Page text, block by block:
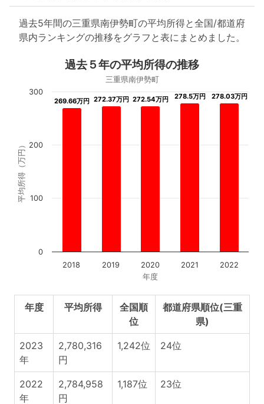
過去5年間の三重県南伊勢町の平均所得と全国/都道府
県内ランキングの推移をグラフと表にまとめました。
年度
平均所得（万円）
過去５年の平均所得の推移
三重県南伊勢町
269.66万円
269.66万円 272.37万円
272.37万円 272.54万円
272.54万円 278.5万円
278.5万円 278.03万円
278.03万円
2018 2019 2020 2021 2022
0
100
200
300
年度 平均所得
全国順
位
都道府県順位(三重
県)
2023
年
2,780,316
円
1,242位 24位
2022
年
2,784,958
円
1,187位 23位